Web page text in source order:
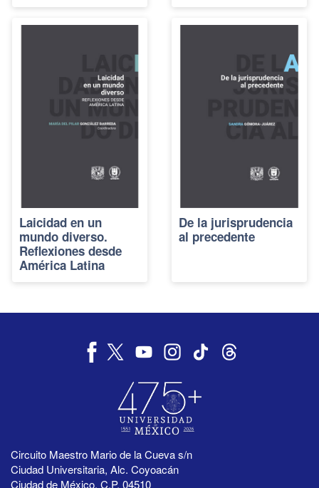
Laicidad en un
mundo diverso.
Reflexiones desde
América Latina
De la jurisprudencia
al precedente
Circuito Maestro Mario de la Cueva s/n
Ciudad Universitaria, Alc. Coyoacán
Ciudad de México, C.P. 04510